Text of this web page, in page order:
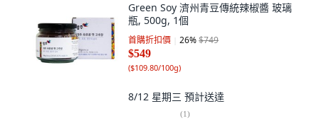
Green Soy 濟州青豆傳統辣椒醬 玻璃
瓶, 500g, 1個
首購折扣價 26%$749
$549
($109.80/100g)
8/12 星期三 預計送達
(1)